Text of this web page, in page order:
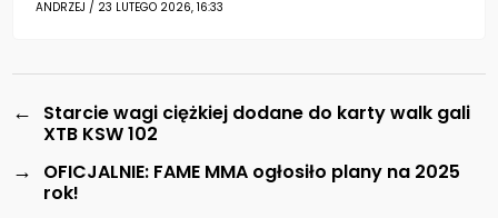
ANDRZEJ / 23 LUTEGO 2026, 16:33
←
Starcie wagi ciężkiej dodane do karty walk gali
XTB KSW 102
→
OFICJALNIE: FAME MMA ogłosiło plany na 2025
rok!